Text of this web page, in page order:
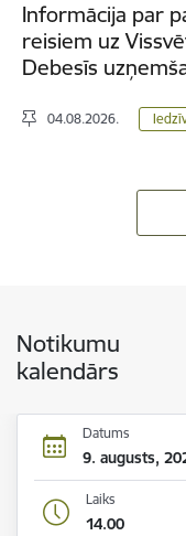
Informācija par
reisiem uz
Debesīs
04.08.2026.
Notikumu
kalendārs
Datums
9. augusts,
Laiks
14.00